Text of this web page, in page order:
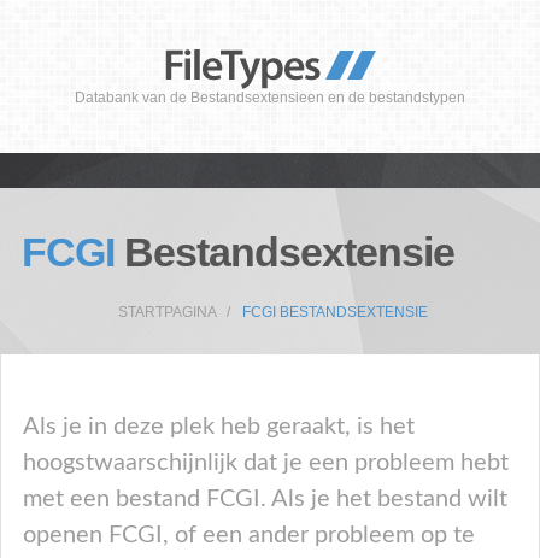
Databank van de Bestandsextensieen en de bestandstypen
FCGI Bestandsextensie
STARTPAGINA FCGI BESTANDSEXTENSIE
Als je in deze plek heb geraakt, is het
hoogstwaarschijnlijk dat je een probleem hebt
met een bestand FCGI. Als je het bestand wilt
openen FCGI, of een ander probleem op te